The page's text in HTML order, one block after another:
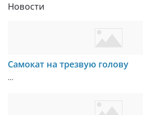
Новости
Самокат на трезвую голову
…